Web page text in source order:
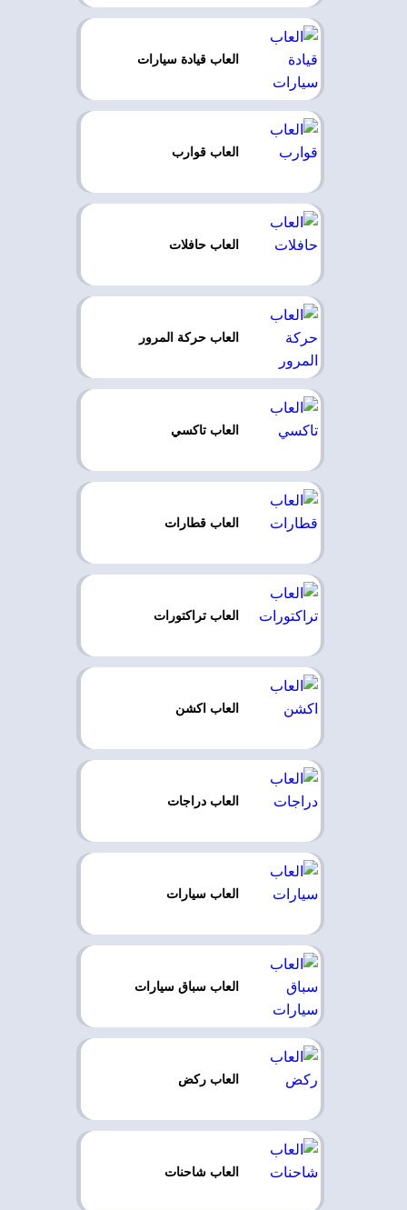
العاب قيادة سيارات
العاب قوارب
العاب حافلات
العاب حركة المرور
العاب تاكسي
العاب قطارات
العاب تراكتورات
العاب اكشن
العاب دراجات
العاب سيارات
العاب سباق سيارات
العاب ركض
العاب شاحنات